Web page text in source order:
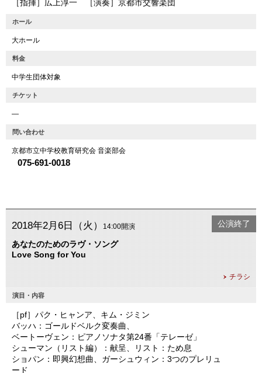
［指揮］広上淳一 ［演奏］京都市交響楽団
ホール
大ホール
料金
中学生団体対象
チケット
―
問い合わせ
京都市立中学校教育研究会 音楽部会
075-691-0018
2018年2月6日（火）14:00開演
あなたのためのラヴ・ソング
Love Song for You
チラシ
公演終了
演目・内容
［pf］パク・ヒャンア、キム・ジミン
バッハ：ゴールドベルク変奏曲、
ベートーヴェン：ピアノソナタ第24番「テレーゼ」
シューマン（リスト編）：献呈、リスト：ため息
ショパン：即興幻想曲、ガーシュウィン：3つのプレリュ
ード